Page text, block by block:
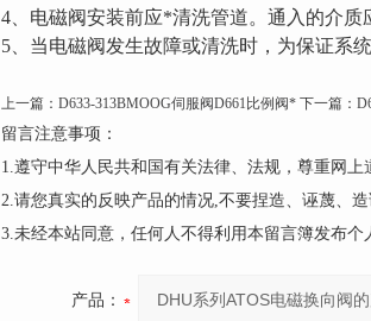
4、电磁阀安装前应*清洗管道。通入的介质
5、当电磁阀发生故障或清洗时，为保证系
上一篇： D633-313BMOOG伺服阀D661比例阀* 下一篇：
留言注意事项：
1.遵守中华人民共和国有关法律、法规，尊重网
2.请您真实的反映产品的情况,不要捏造、诬蔑、
3.未经本站同意，任何人不得利用本留言簿发布个
产品：